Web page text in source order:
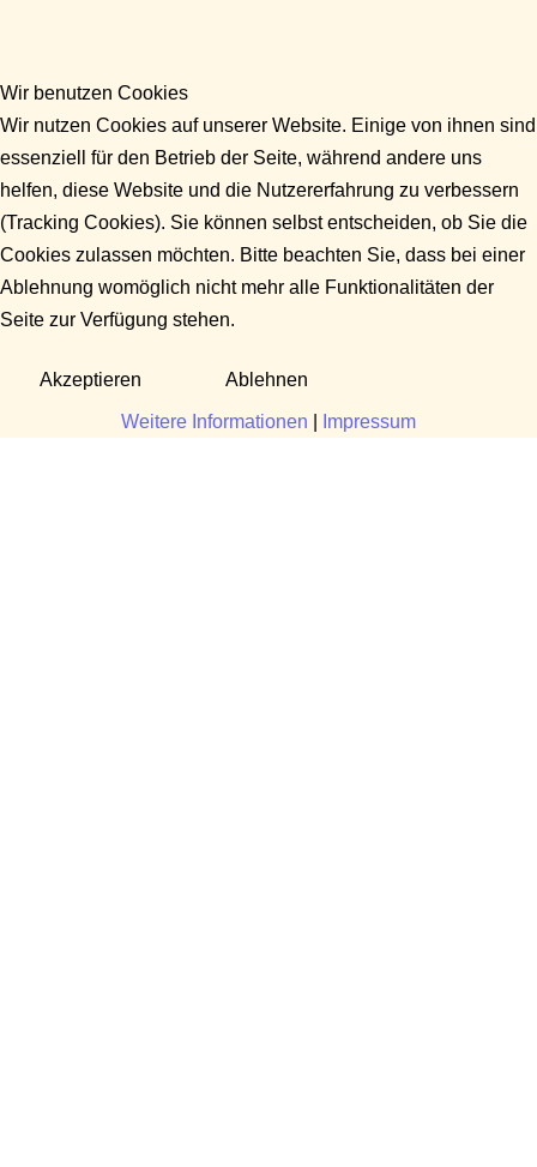
Wir benutzen Cookies
Wir nutzen Cookies auf unserer Website. Einige von ihnen sind
essenziell für den Betrieb der Seite, während andere uns
helfen, diese Website und die Nutzererfahrung zu verbessern
(Tracking Cookies). Sie können selbst entscheiden, ob Sie die
Cookies zulassen möchten. Bitte beachten Sie, dass bei einer
Ablehnung womöglich nicht mehr alle Funktionalitäten der
Seite zur Verfügung stehen.
Akzeptieren Ablehnen
Weitere Informationen Impressum